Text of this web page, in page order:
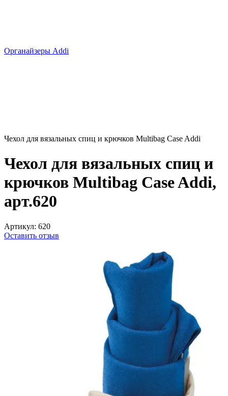
Органайзеры Addi
Чехол для вязальных спиц и крючков Multibag Case Addi
Чехол для вязальных спиц и
крючков Multibag Case Addi,
арт.620
Артикул: 620
Оставить отзыв